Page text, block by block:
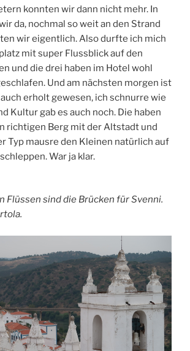
konnten wir dann nicht mehr. In
da, nochmal so weit an den Strand
wir eigentlich. Also durfte ich mich
mit super Flussblick auf den
und die drei haben im Hotel wohl
Und am nächsten morgen ist
erholt gewesen, ich schnurre wie
Kultur gab es auch noch. Die haben
richtigen Berg mit der Altstadt und
Typ mausre den Kleinen natürlich auf
War ja klar.
Flüssen sind die Brücken für Svenni.